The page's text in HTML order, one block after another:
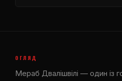
ОГЛЯД
Мераб Двалішвілі — один із